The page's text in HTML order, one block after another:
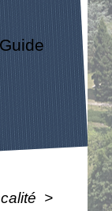
Guide
>